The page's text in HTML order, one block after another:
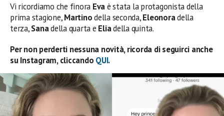
Vi ricordiamo che finora Evaè stata la protagonista della
prima stagione,Martinodella seconda,Eleonoradella
terza,Sanadella quarta e Eliadella quinta.
Per non perderti nessuna novità, ricorda di seguirci anche
su Instagram, cliccando QUI.